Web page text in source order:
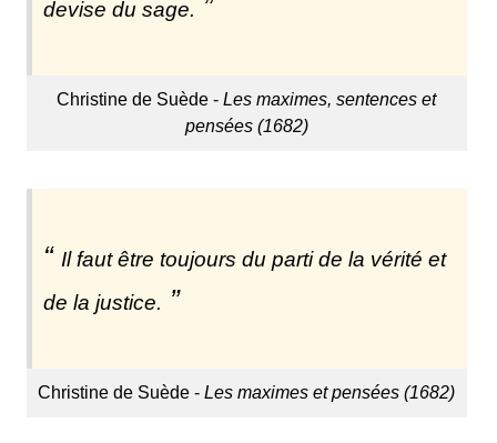
devise du sage.
Christine de Suède -Les maximes, sentences et
pensées (1682)
Il faut être toujours du parti de la vérité et
de la justice.
Christine de Suède -Les maximes et pensées (1682)